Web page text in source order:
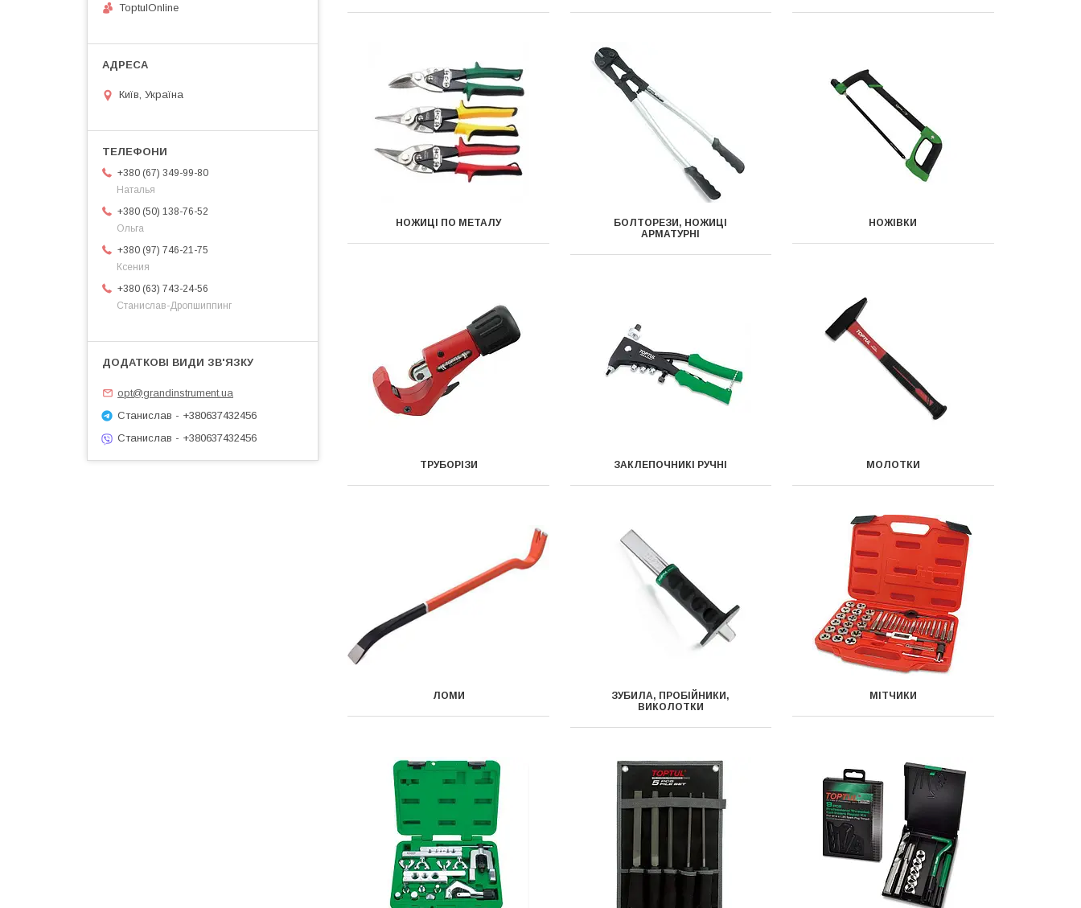
НОЖИЦІ ПО МЕТАЛУ
БОЛТОРЕЗИ, НОЖИЦІ
АРМАТУРНІ
НОЖІВКИ
ТРУБОРІЗИ ЗАКЛЕПОЧНИКІ РУЧНІ МОЛОТКИ
ЛОМИ
ЗУБИЛА, ПРОБІЙНИКИ,
ВИКОЛОТКИ
МІТЧИКИ
ToptulOnline
Київ, Україна
+380 (67) 349-99-80
Наталья
+380 (50) 138-76-52
Ольга
+380 (97) 746-21-75
Ксения
+380 (63) 743-24-56
Станислав-Дропшиппинг
opt@grandinstrument.ua
Станислав - +380637432456
Станислав - +380637432456